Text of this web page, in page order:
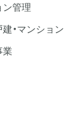
ン管理
・マンション
業